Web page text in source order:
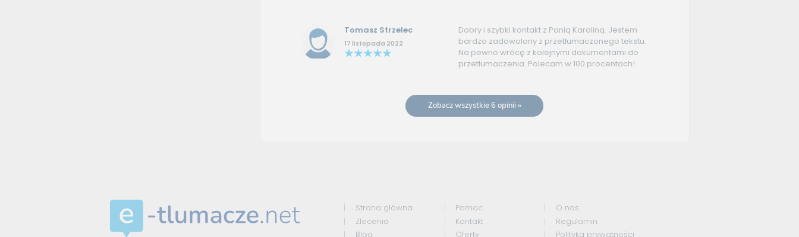
Tomasz Strzelec
17 listopada 2022
Dobry i szybki kontakt z Panią Karoliną. Jestem
bardzo zadowolony z przetłumaczonego tekstu.
Na pewno wrócę z kolejnymi dokumentami do
przetłumaczenia. Polecam w 100 procentach!
Zobacz wszystkie 6 opinii »
Strona główna
Zlecenia
Blog
Pomoc
Kontakt
Oferty
O nas
Regulamin
Polityka prywatności